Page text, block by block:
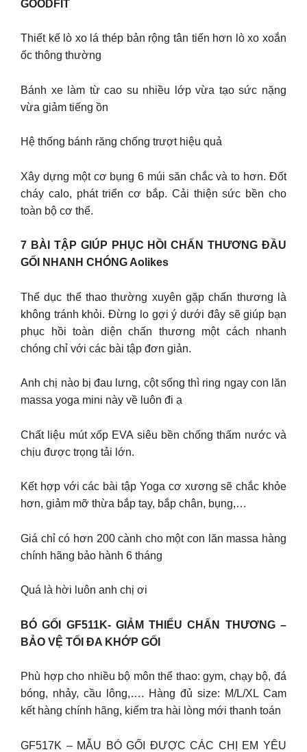
GOODFIT
Thiết kế lò xo lá thép bản rộng tân tiến hơn lò xo xoắn
ốc thông thường
Bánh xe làm từ cao su nhiều lớp vừa tạo sức nặng
vừa giảm tiếng ồn
Hệ thống bánh răng chống trượt hiệu quả
Xây dựng một cơ bụng 6 múi săn chắc và to hơn. Đốt
cháy calo, phát triển cơ bắp. Cải thiện sức bền cho
toàn bộ cơ thể.
7 BÀI TẬP GIÚP PHỤC HỒI CHẤN THƯƠNG ĐẦU
GỐI NHANH CHÓNG Aolikes
Thể dục thể thao thường xuyên gặp chấn thương là
không tránh khỏi. Đừng lo gợi ý dưới đây sẽ giúp bạn
phục hồi toàn diện chấn thương một cách nhanh
chóng chỉ với các bài tập đơn giản.
Anh chị nào bị đau lưng, cột sống thì ring ngay con lăn
massa yoga mini này về luôn đi ạ
Chất liệu mút xốp EVA siêu bền chống thấm nước và
chịu được trọng tải lớn.
Kết hợp với các bài tập Yoga cơ xương sẽ chắc khỏe
hơn, giảm mỡ thừa bắp tay, bắp chân, bụng,…
Giá chỉ có hơn 200 cành cho một con lăn massa hàng
chính hãng bảo hành 6 tháng
Quá là hời luôn anh chị ơi
BÓ GỐI GF511K- GIẢM THIỂU CHẤN THƯƠNG –
BẢO VỆ TỐI ĐA KHỚP GỐI
Phù hợp cho nhiều bộ môn thể thao: gym, chạy bộ, đá
bóng, nhảy, cầu lông,…. Hàng đủ size: M/L/XL Cam
kết hàng chính hãng, kiểm tra hài lòng mới thanh toán
GF517K – MẪU BÓ GỐI ĐƯỢC CÁC CHỊ EM YÊU